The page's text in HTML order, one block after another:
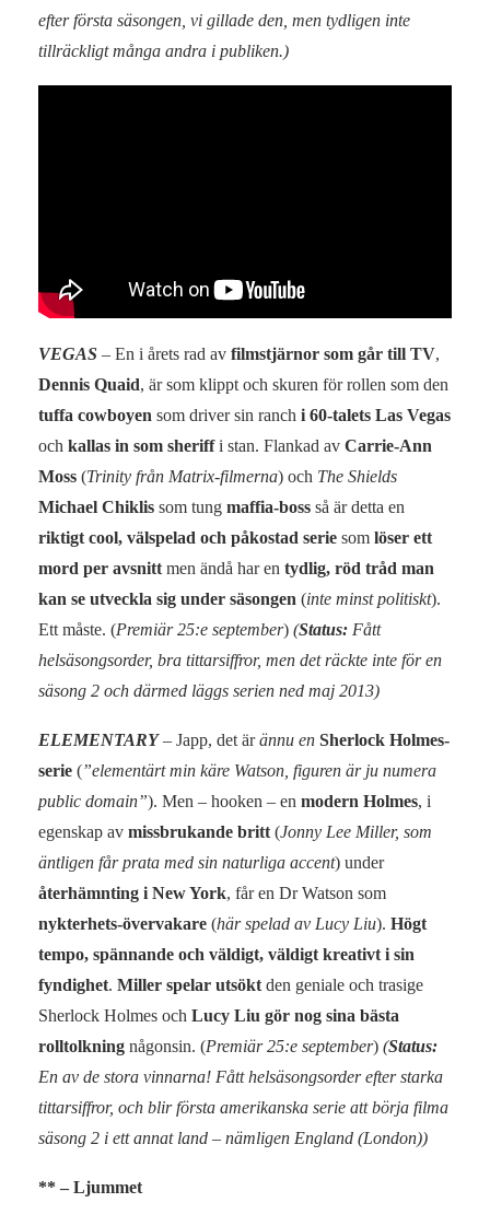
efter första säsongen, vi gillade den, men tydligen inte
tillräckligt många andra i publiken.)
VEGAS – En i årets rad av filmstjärnor som går till TV,
Dennis Quaid, är som klippt och skuren för rollen som den
tuffa cowboyen som driver sin ranch i 60-talets Las Vegas
och kallas in som sheriffi stan. Flankad av Carrie-Ann
Moss (Trinity från Matrix-filmerna) och The Shields
Michael Chiklis som tung maffia-boss så är detta en
riktigt cool, välspelad och påkostad serie som löser ett
mord per avsnittmen ändå har en tydlig, röd tråd man
kan se utveckla sig under säsongen (inte minst politiskt).
Ett måste. (Premiär 25:e september) (Status: Fått
helsäsongsorder, bra tittarsiffror, men det räckte inte för en
säsong 2 och därmed läggs serien ned maj 2013)
ELEMENTARY – Japp, det ärännu en Sherlock Holmes-
serie (”elementärt min käre Watson, figuren är ju numera
public domain”). Men – hooken – en modern Holmes, i
egenskap av missbrukande britt(Jonny Lee Miller, som
äntligen får prata med sin naturliga accent) under
återhämnting i New York, får en Dr Watson som
nykterhets-övervakare (här spelad av Lucy Liu). Högt
tempo, spännande och väldigt, väldigt kreativt i sin
fyndighet. Miller spelar utsöktden geniale och trasige
Sherlock Holmes och Lucy Liu gör nog sina bästa
rolltolkning någonsin. (Premiär 25:e september) (Status:
En av de stora vinnarna! Fått helsäsongsorder efter starka
tittarsiffror, och blir första amerikanska serie att börja filma
säsong 2 i ett annat land – nämligen England (London))
** – Ljummet